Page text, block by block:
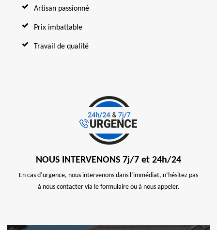
Artisan passionné
Prix imbattable
Travail de qualité
NOUS INTERVENONS 7j/7 et 24h/24
En cas d’urgence, nous intervenons dans l’immédiat, n’hésitez pas
à nous contacter via le formulaire ou à nous appeler.